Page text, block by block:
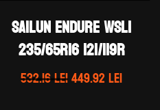
Sailun ENDURE WSL1
235/65R16 121/119R
532.16leiPrețul
449.92leiPrețul